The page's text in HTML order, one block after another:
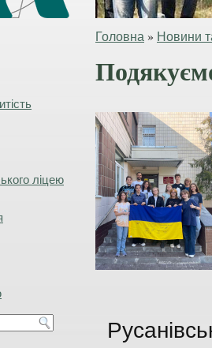
Головна » Новини
ліцею